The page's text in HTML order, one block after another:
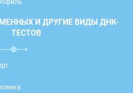
И ДРУГИЕ ВИДЫ ДНК-
ТЕСТОВ